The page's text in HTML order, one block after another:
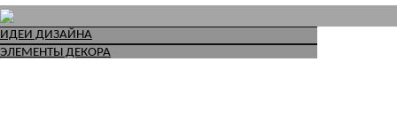
ИДЕИ ДИЗАЙНА
ЭЛЕМЕНТЫ ДЕКОРА